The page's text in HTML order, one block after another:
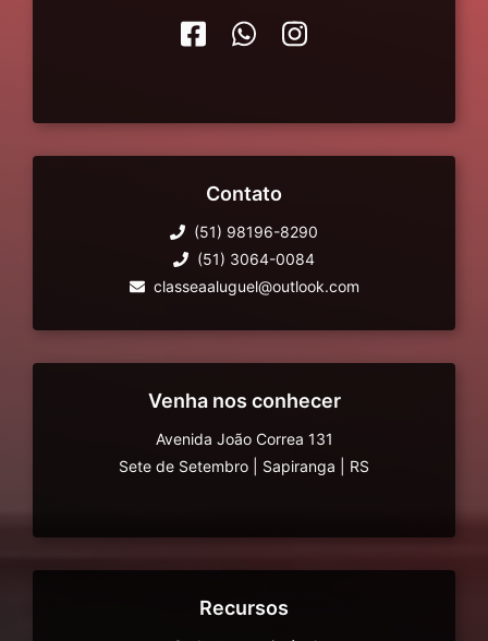
Contato
(51) 98196-8290
(51) 3064-0084
classeaaluguel@outlook.com
Venha nos conhecer
Avenida João Correa 131
Sete de Setembro
Sapiranga RS
Recursos